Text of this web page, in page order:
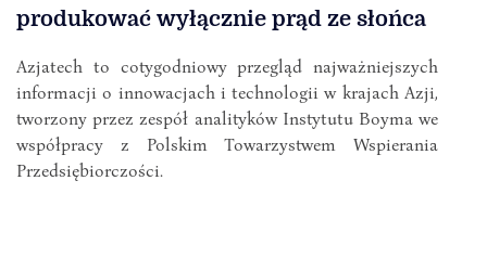
produkować wyłącznie prąd ze słońca
Azjatech to cotygodniowy przegląd najważniejszych
informacji o innowacjach i technologii w krajach Azji,
tworzony przez zespół analityków Instytutu Boyma we
współpracy z Polskim Towarzystwem Wspierania
Przedsiębiorczości.